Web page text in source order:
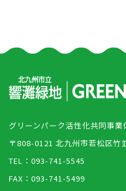
グリーンパーク活性化共同事業
〒808-0121 北九州市若松区竹
TEL：093-741-5545
FAX：093-741-5499